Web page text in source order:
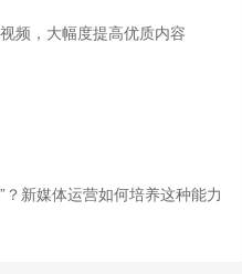
频，大幅度提高优质内容
新媒体运营如何培养这种能力